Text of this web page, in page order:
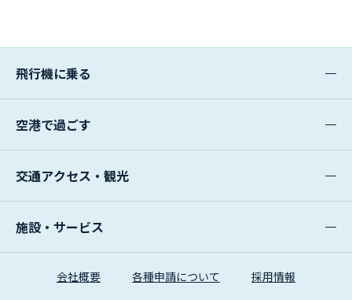
飛行機に乗る
空港で過ごす
交通アクセス・観光
施設・サービス
会社概要 各種申請について 採用情報